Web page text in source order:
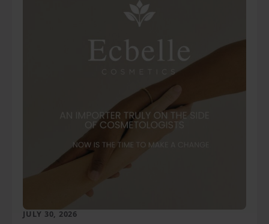
JULY 30, 2026